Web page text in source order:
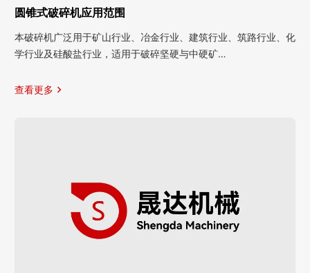
圆锥式破碎机应用范围
本破碎机广泛用于矿山行业、冶金行业、建筑行业、筑路行业、化
学行业及硅酸盐行业，适用于破碎坚硬与中硬矿…
查看更多